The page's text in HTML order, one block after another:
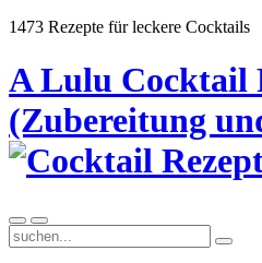
1473 Rezepte für leckere Cocktails
A Lulu Cocktail
(Zubereitung